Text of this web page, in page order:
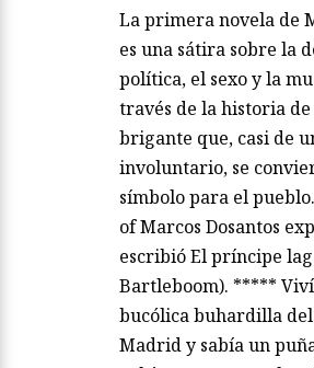
La primera novela de
es una sátira sobre la
política, el sexo y la
través de la historia
brigante que, casi de
involuntario, se
símbolo para el
of Marcos Dosantos
escribió El príncipe
Bartleboom). *****
bucólica buhardilla
Madrid y sabía un